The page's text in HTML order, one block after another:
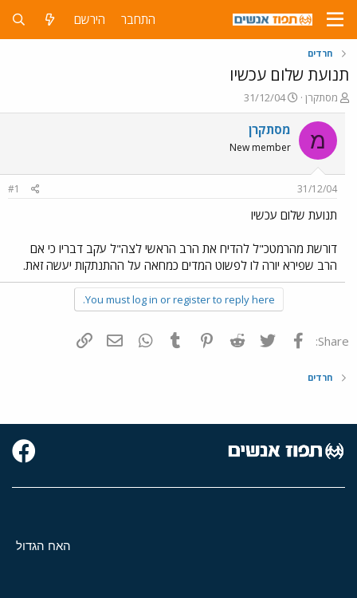
התחבר הירשם
חרדים
תנועת שלום עכשיו
פ
ו
ת
ח
ה
ש
א
מסתקרן
פ
ו
ר
ם
ר
31/12/04
מ מסתקרן
New member
31/12/04
#1
תנועת שלום עכשיו
דורשת מהרמטכ"ל להדיח את הרב הראשי לצה"ל עקב דבריו כי אם
הרב שפירא יורה לו לפשוט המדים כמחאה על ההתנתקות יעשה זאת.
You must log in or register to reply here.
Share: פייסבוק Twitter
Reddit
Pinterest
Tumblr
WhatsAppדואר אלקטרוני
חרדים
האח הגדול